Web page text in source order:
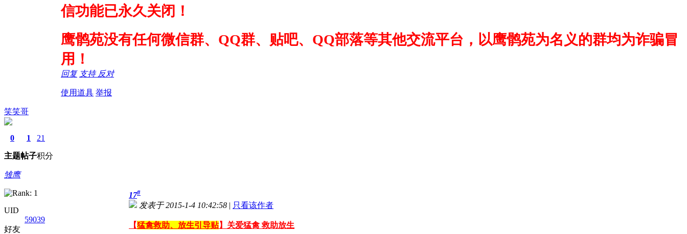
信功能已永久关闭！
鹰鹘苑没有任何微信群、QQ群、贴吧、QQ部落等其他交流平台，以鹰鹘苑为名义的群均为诈骗冒
用！
回复 支持 反对
使用道具 举报
笑笑哥
0
主题
1
帖子
21
积分
雏鹰
UID
59039
好友
17#
发表于 2015-1-4 10:42:58 | 只看该作者
【猛禽救助、放生引导贴】关爱猛禽 救助放生